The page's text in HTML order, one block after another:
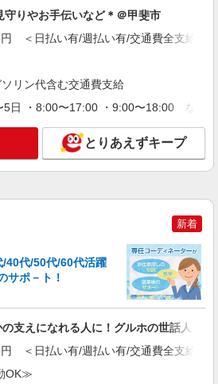
市内
詳細を見る
＞障がい児童施設の新規STAFF★資
を活かす
1400円〜 ＜資格や経験に応じて決定/交
給(ガソリン代含む)＞
NEW
◆サ高住スタッフ◆穏やかな職場×週
1500円〜2125円 ＜日払い有/週払い有/交
給(ガソリン代含む)＞
市内
守りやお手伝いなど＊＠甲斐市
＜日払い有/週払い有/交通費全支給(ガ
リン代含む交通費支給
日 ・8:00〜17:00 ・9:00〜18:00 など
とりあえずキープ
新着
40代/50代/60代活躍
サポ－ト！
支えになれる人に！グルホの世話人♪
＜日払い有/週払い有/交通費全支給(ガ
OK≫